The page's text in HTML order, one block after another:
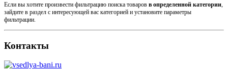
Если вы хотите произвести фильтрацию поиска товаров в определенной категории,
зайдите в раздел с интересующей вас категорией и установите параметры
фильтрации.
Контакты